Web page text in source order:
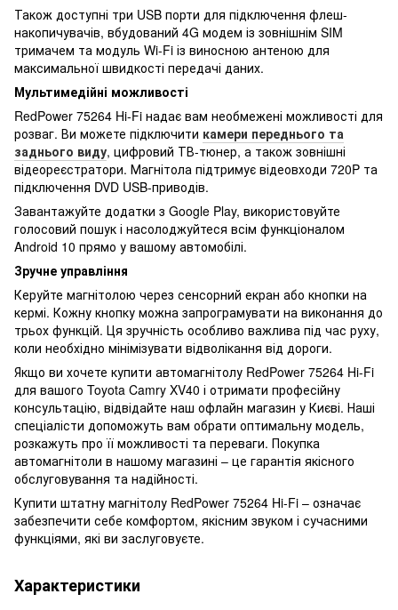
Також доступні три USB порти для підключення флеш-
накопичувачів, вбудований 4G модем із зовнішнім SIM
тримачем та модуль Wi-Fi із виносною антеною для
максимальної швидкості передачі даних.
Мультимедійні можливості
RedPower 75264 Hi-Fi надає вам необмежені можливості для
розваг. Ви можете підключити камери переднього та
заднього виду, цифровий ТВ-тюнер, а також зовнішні
відеореєстратори. Магнітола підтримує відеовходи 720P та
підключення DVD USB-приводів.
Завантажуйте додатки з Google Play, використовуйте
голосовий пошук і насолоджуйтеся всім функціоналом
Android 10 прямо у вашому автомобілі.
Зручне управління
Керуйте магнітолою через сенсорний екран або кнопки на
кермі. Кожну кнопку можна запрограмувати на виконання до
трьох функцій. Ця зручність особливо важлива під час руху,
коли необхідно мінімізувати відволікання від дороги.
Якщо ви хочете купити автомагнітолу RedPower 75264 Hi-Fi
для вашого Toyota Camry XV40 і отримати професійну
консультацію, відвідайте наш офлайн магазин у Києві. Наші
спеціалісти допоможуть вам обрати оптимальну модель,
розкажуть про її можливості та переваги. Покупка
автомагнітоли в нашому магазині – це гарантія якісного
обслуговування та надійності.
Купити штатну магнітолу RedPower 75264 Hi-Fi – означає
забезпечити себе комфортом, якісним звуком і сучасними
функціями, які ви заслуговуєте.
Характеристики